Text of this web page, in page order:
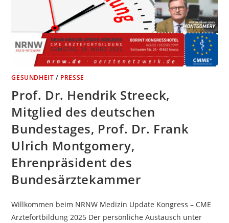
GESUNDHEIT / PRESSE
Prof. Dr. Hendrik Streeck,
Mitglied des deutschen
Bundestages, Prof. Dr. Frank
Ulrich Montgomery,
Ehrenpräsident des
Bundesärztekammer
Willkommen beim NRNW Medizin Update Kongress – CME
Ärztefortbildung 2025 Der persönliche Austausch unter